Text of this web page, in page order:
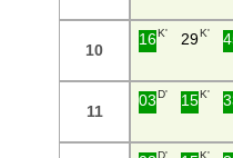
10
16K' 29K'
11
03D' 15K'
D' K'